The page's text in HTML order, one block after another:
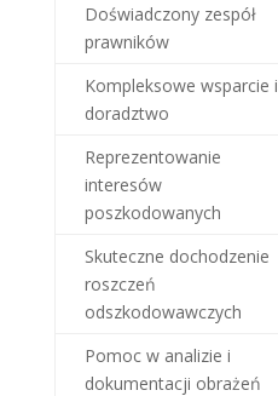
Doświadczony zespół
prawników
Kompleksowe wsparcie i
doradztwo
Reprezentowanie
interesów
poszkodowanych
Skuteczne dochodzenie
roszczeń
odszkodowawczych
Pomoc w analizie i
dokumentacji obrażeń